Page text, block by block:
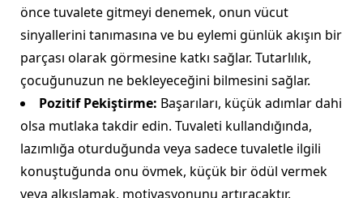
önce tuvalete gitmeyi denemek, onun vücut
sinyallerini tanımasına ve bu eylemi günlük akışın bir
parçası olarak görmesine katkı sağlar. Tutarlılık,
çocuğunuzun ne bekleyeceğini bilmesini sağlar.
Pozitif Pekiştirme: Başarıları, küçük adımlar dahi
olsa mutlaka takdir edin. Tuvaleti kullandığında,
lazımlığa oturduğunda veya sadece tuvaletle ilgili
konuştuğunda onu övmek, küçük bir ödül vermek
veya alkışlamak, motivasyonunu artıracaktır.